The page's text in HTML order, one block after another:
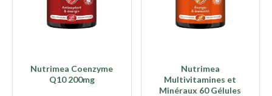
Nutrimea Coenzyme
Q10 200mg
Nutrimea
Multivitamines et
Minéraux 60 Gélules